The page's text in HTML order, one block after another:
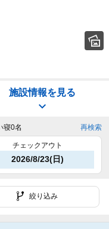
施設情報を見る
寝0名 再検索
チェックアウト
2026/8/23(日)
絞り込み